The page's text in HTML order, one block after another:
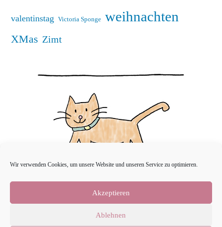
Wir verwenden Cookies, um unsere Website und unseren Service zu optimieren.
Akzeptieren
Ablehnen
valentinstag Victoria Sponge weihnachten
XMas Zimt